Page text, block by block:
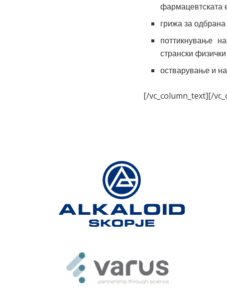
фармацевтската
грижа за
поттикнување
странски
остварување и на
[/vc_column_text][/